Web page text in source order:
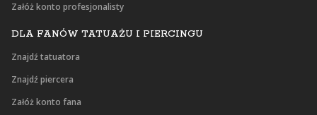
Załóż konto profesjonalisty
DLA FANÓW TATUAŻU I PIERCINGU
Znajdź tatuatora
Znajdź piercera
Załóż konto fana